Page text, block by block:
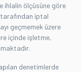
ihlalin ölçüsüne göre
iptal
geçmemek üzere
içinde işletme,
denetimlerde